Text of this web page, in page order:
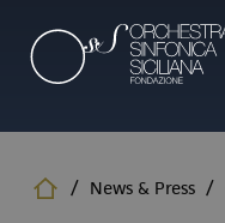
contenuto
principale
/ News & Press /